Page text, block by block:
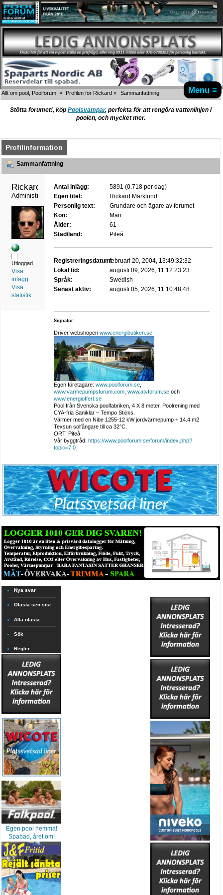
Menu ≡
Allt om pool, Poolforum! » Profilen för Rickard » Sammanfattning
Stötta forumet!, köp Poolsvampar, perfekta för att rengöra vattenlinjen i
poolen, och mycket mer.
Profilinformation
Sammanfattning
Administrator
Utloggad
Visa
inlägg
Visa
statistik
Antal inlägg:
5891 (0.718 per dag)
Egen titel:
Rickard Marklund
Personlig text:
Grundare och ägare av forumet
Kön:
Man
Ålder:
61
Stad/land:
Piteå
Registreringsdatum:februari 20, 2004, 13:49:32:32
Lokal tid:
augusti 09, 2026, 11:12:23:23
Språk:
Swedish
Senast aktiv:
augusti 05, 2026, 11:10:48:48
Signatur:
Driver webshopen www.energibutiken.se
Egen företagare: www.poolforum.se,
www.varmepumpsforum.com, www.atvforum.seoch
www.energioffert.se
Pool från Svenska poolfabriken, 4 X 8 meter, Poolrening med
CYA-fria Saniklar – Tempo Sticks.
Värmer med en Nibe 1255-12 kW jordvärmepump + 14.4 m2
Texsun solfångare till ca 32°C.
ORT: Piteå
Vår byggtråd: https://www.poolforum.se/forum/index.php?
topic=7.0
Nya svar
Olästa sen sist
Alla olästa
Sök
Regler
Egen pool hemma!
Spabad, året om!